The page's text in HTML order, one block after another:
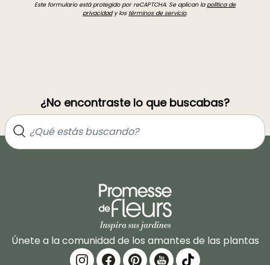
Este formulario está protegido por reCAPTCHA. Se aplican lapolítica de
privacidady los términos de servicio.
¿No encontraste lo que buscabas?
Únete a la comunidad de los amantes de las plantas